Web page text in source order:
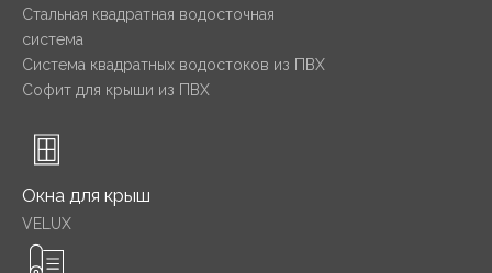
Стальная квадратная водосточная
система
Система квадратных водостоков из ПВХ
Софит для крыши из ПВХ
Окна для крыш
VELUX